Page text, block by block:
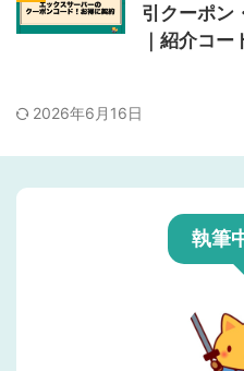
引クーポン
｜紹介コ
2026年6月16日
執筆